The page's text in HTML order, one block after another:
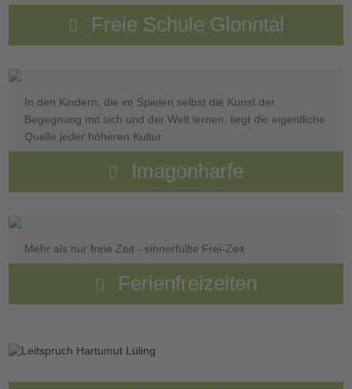
Freie Schule Glonntal
In den Kindern, die im Spielen selbst die Kunst der
Begegnung mit sich und der Welt lernen, liegt die eigentliche
Quelle jeder höheren Kultur.
Imagonharfe
Mehr als nur freie Zeit - sinnerfüllte Frei-Zeit
Ferienfreizeiten